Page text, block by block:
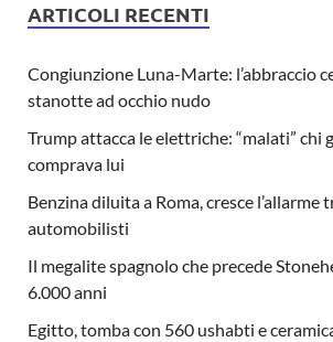
ARTICOLI RECENTI
Congiunzione Luna-Marte: l’abbraccio
stanotte ad occhio nudo
Trump attacca le elettriche: “malati” chi
comprava lui
Benzina diluita a Roma, cresce l’allarme
automobilisti
Il megalite spagnolo che precede
6.000 anni
Egitto, tomba con 560 ushabti e